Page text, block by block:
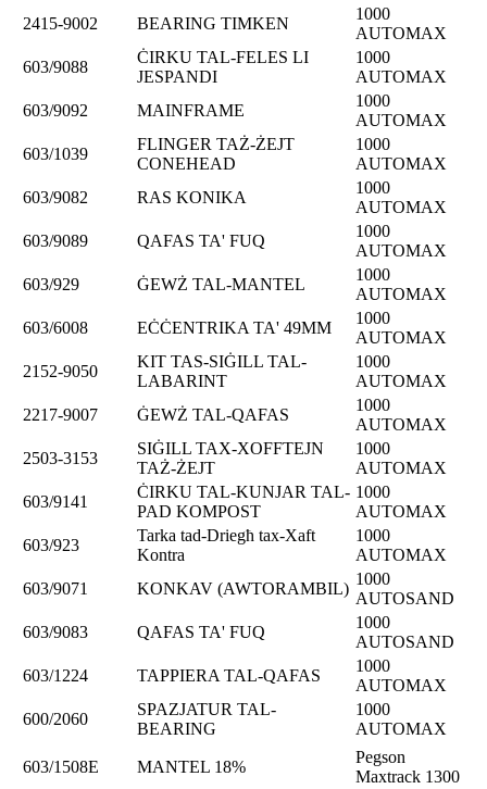
2415-9002 BEARING TIMKEN
1000
AUTOMAX
603/9088
ĊIRKU TAL-FELES LI
JESPANDI
1000
AUTOMAX
603/9092
MAINFRAME
1000
AUTOMAX
603/1039
FLINGER TAŻ-ŻEJT
CONEHEAD
1000
AUTOMAX
603/9082
RAS KONIKA
1000
AUTOMAX
603/9089
QAFAS TA' FUQ
1000
AUTOMAX
603/929
ĠEWŻ TAL-MANTEL
1000
AUTOMAX
603/6008
EĊĊENTRIKA TA' 49MM
1000
AUTOMAX
2152-9050
KIT TAS-SIĠILL TAL-
LABARINT
1000
AUTOMAX
2217-9007
ĠEWŻ TAL-QAFAS
1000
AUTOMAX
2503-3153
SIĠILL TAX-XOFFTEJN
TAŻ-ŻEJT
1000
AUTOMAX
603/9141
ĊIRKU TAL-KUNJAR TAL-
PAD KOMPOST
1000
AUTOMAX
603/923
Tarka tad-Driegħ tax-Xaft
Kontra
1000
AUTOMAX
603/9071
KONKAV (AWTORAMBIL)
1000
AUTOSAND
603/9083
QAFAS TA' FUQ
1000
AUTOSAND
603/1224
TAPPIERA TAL-QAFAS
1000
AUTOMAX
600/2060
SPAZJATUR TAL-
BEARING
1000
AUTOMAX
603/1508E MANTEL 18%
Pegson
Maxtrack 1300